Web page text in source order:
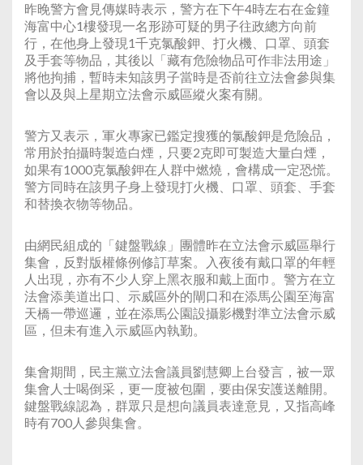
昨晚警方會見傳媒時表示，警方在下午4時左右在金鐘
海富中心1樓發現一名形跡可疑的男子往政總方向前
行，在他身上發現1千克氯酸鉀、打火機、口罩、頭套
及手套等物品，其後以「藏有危險物品可作非法用途」
將他拘捕，暫時未知該男子當時是否前往立法會參與集
會以及與上星期立法會示威區縱火案有關。
警方又表示，軍火專家已鑑定搜獲的氯酸鉀是危險品，
常用於拍攝時製造白煙，只要2克即可製造大量白煙，
如果有1000克氯酸鉀在人群中燃燒，會構成一定恐慌。
警方同時在該男子身上發現打火機、口罩、頭套、手套
和替換衣物等物品。
由網民組成的「鍵盤戰線」團體昨在立法會示威區舉行
集會，反對版權條例修訂草案。入夜後有戴口罩的年輕
人出現，亦有不少人穿上黑衣服和戴上面巾。警方在立
法會添美道出口、示威區外的閘口和在添馬公園至海富
天橋一帶巡邏，並在添馬公園設攝影機對準立法會示威
區，但未有進入示威區內執勤。
集會期間，民主黨立法會議員劉慧卿上台發言，被一眾
集會人士喝倒采，更一度被包圍，要由保安護送離開。
鍵盤戰線認為，群眾只是想向議員表達意見，又指高峰
時有700人參與集會。